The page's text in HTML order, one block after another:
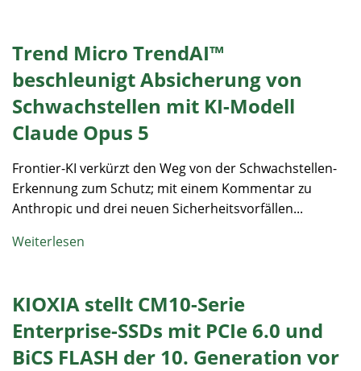
Trend Micro TrendAI™
beschleunigt Absicherung von
Schwachstellen mit KI-Modell
Claude Opus 5
Frontier-KI verkürzt den Weg von der Schwachstellen-
Erkennung zum Schutz; mit einem Kommentar zu
Anthropic und drei neuen Sicherheitsvorfällen...
Weiterlesen
KIOXIA stellt CM10-Serie
Enterprise-SSDs mit PCIe 6.0 und
BiCS FLASH der 10. Generation vor